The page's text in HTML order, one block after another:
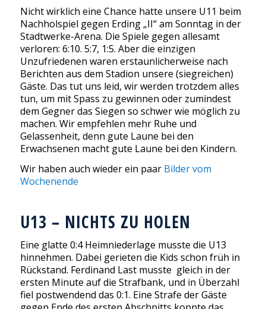
Nicht wirklich eine Chance hatte unsere U11 beim
Nachholspiel gegen Erding „II“ am Sonntag in der
Stadtwerke-Arena. Die Spiele gegen allesamt
verloren: 6:10. 5:7, 1:5. Aber die einzigen
Unzufriedenen waren erstaunlicherweise nach
Berichten aus dem Stadion unsere (siegreichen)
Gäste. Das tut uns leid, wir werden trotzdem alles
tun, um mit Spass zu gewinnen oder zumindest
dem Gegner das Siegen so schwer wie möglich zu
machen. Wir empfehlen mehr Ruhe und
Gelassenheit, denn gute Laune bei den
Erwachsenen macht gute Laune bei den Kindern.
Wir haben auch wieder ein paarBilder vom
Wochenende
U13 – NICHTS ZU HOLEN
Eine glatte 0:4 Heimniederlage musste die U13
hinnehmen. Dabei gerieten die Kids schon früh in
Rückstand. Ferdinand Last musste gleich in der
ersten Minute auf die Strafbank, und in Überzahl
fiel postwendend das 0:1. Eine Strafe der Gäste